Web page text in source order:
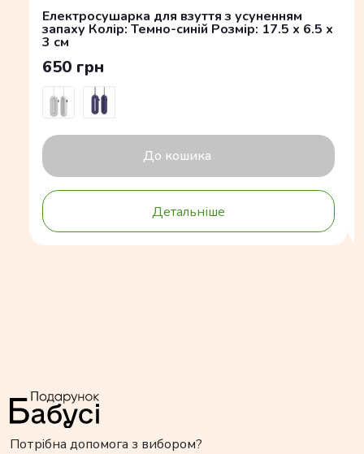
Електросушарка для взуття з усуненням
запаху Колір: Темно-синій Розмір: 17.5 x 6.5 x
3 см
650 грн
До кошика
Детальніше
Потрібна допомога з вибором?